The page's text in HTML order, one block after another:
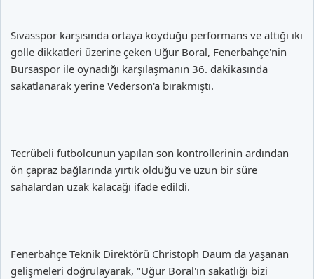
Sivasspor karşısında ortaya koyduğu performans ve attığı iki
golle dikkatleri üzerine çeken Uğur Boral, Fenerbahçe'nin
Bursaspor ile oynadığı karşılaşmanın 36. dakikasında
sakatlanarak yerine Vederson'a bırakmıştı.
Tecrübeli futbolcunun yapılan son kontrollerinin ardından
ön çapraz bağlarında yırtık olduğu ve uzun bir süre
sahalardan uzak kalacağı ifade edildi.
Fenerbahçe Teknik Direktörü Christoph Daum da yaşanan
gelişmeleri doğrulayarak, "Uğur Boral'ın sakatlığı bizi